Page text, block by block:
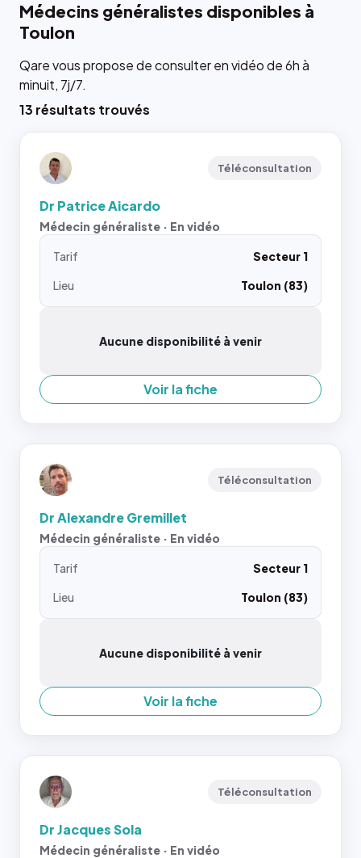
Médecins généralistes disponibles à
Toulon
Qare vous propose de consulter en vidéo de 6h à
minuit, 7j/7.
13 résultats trouvés
Téléconsultation
Dr Patrice Aicardo
Médecin généraliste · En vidéo
Tarif
Secteur 1
Lieu
Toulon (83)
Aucune disponibilité à venir
Voir la fiche
Téléconsultation
Dr Alexandre Gremillet
Médecin généraliste · En vidéo
Tarif
Secteur 1
Lieu
Toulon (83)
Aucune disponibilité à venir
Voir la fiche
Téléconsultation
Dr Jacques Sola
Médecin généraliste · En vidéo